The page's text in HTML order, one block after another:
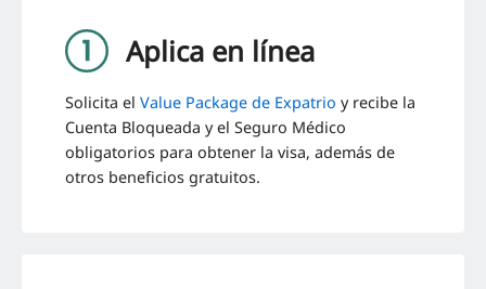
Aplica en línea
Solicita el Value Package de Expatrio y recibe la
Cuenta Bloqueada y el Seguro Médico
obligatorios para obtener la visa, además de
otros beneficios gratuitos.